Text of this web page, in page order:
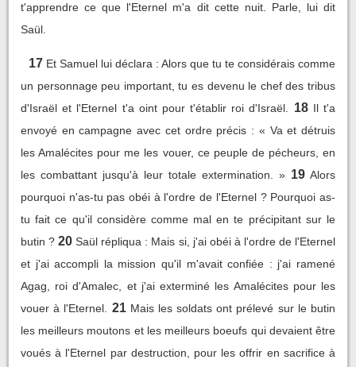
t'apprendre ce que l'Eternel m'a dit cette nuit. Parle, lui dit
Saül.
17 Et Samuel lui déclara : Alors que tu te considérais comme
un personnage peu important, tu es devenu le chef des tribus
d'Israël et l'Eternel t'a oint pour t'établir roi d'Israël.
18 Il t'a
envoyé en campagne avec cet ordre précis : « Va et détruis
les Amalécites pour me les vouer, ce peuple de pécheurs, en
les combattant jusqu'à leur totale extermination. » 19 Alors
pourquoi n'as-tu pas obéi à l'ordre de l'Eternel ? Pourquoi as-
tu fait ce qu'il considère comme mal en te précipitant sur le
butin ? 20 Saül répliqua : Mais si, j'ai obéi à l'ordre de l'Eternel
et j'ai accompli la mission qu'il m'avait confiée : j'ai ramené
Agag, roi d'Amalec, et j'ai exterminé les Amalécites pour les
vouer à l'Eternel.
21 Mais les soldats ont prélevé sur le butin
les meilleurs moutons et les meilleurs boeufs qui devaient être
voués à l'Eternel par destruction, pour les offrir en sacrifice à